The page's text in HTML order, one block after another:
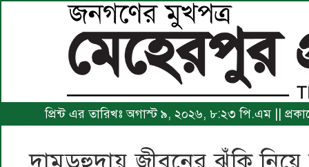
প্রিন্ট এর তারিখঃ অগাস্ট ৯, ২০২৬, ৮:২৩ পি.এম ||